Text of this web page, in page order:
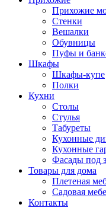
Прихожие
Стенки
Вешалки
Обувницы
Пуфы и
Шкафы
Шкафы-купе
Полки
Кухни
Столы
Стулья
Табуреты
Кухонные
Кухонные
Фасады под
Товары для дома
Плетеная
Садовая
Контакты